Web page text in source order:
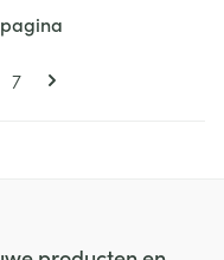
pagina
Pagina
7